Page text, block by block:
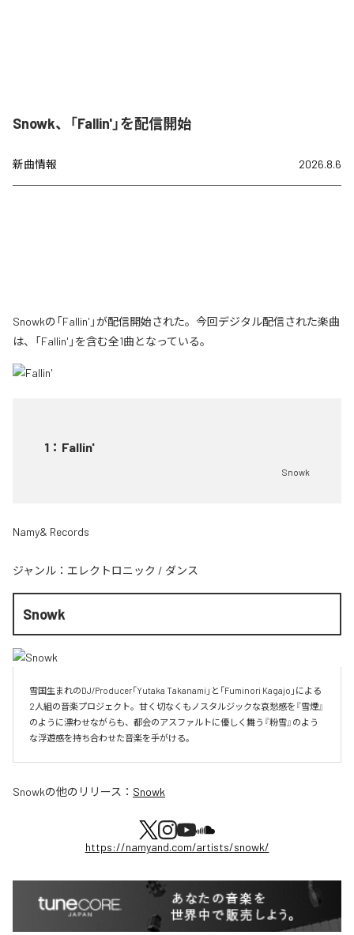
Snowk、「Fallin'」を配信開始
新曲情報 2026.8.6
Snowkの「Fallin'」が配信開始された。今回デジタル配信された楽曲
は、「Fallin'」を含む全1曲となっている。
1 ： Fallin'
Snowk
Namy& Records
ジャンル： エレクトロニック / ダンス
Snowk
雪国生まれのDJ/Producer「Yutaka Takanami」と「Fuminori Kagajo」による
2人組の音楽プロジェクト。甘く切なくもノスタルジックな哀愁感を『雪煙』
のように漂わせながらも、都会のアスファルトに優しく舞う『粉雪』のよう
な浮遊感を持ち合わせた音楽を手がける。
Snowkの他のリリース： Snowk
https://namyand.com/artists/snowk/